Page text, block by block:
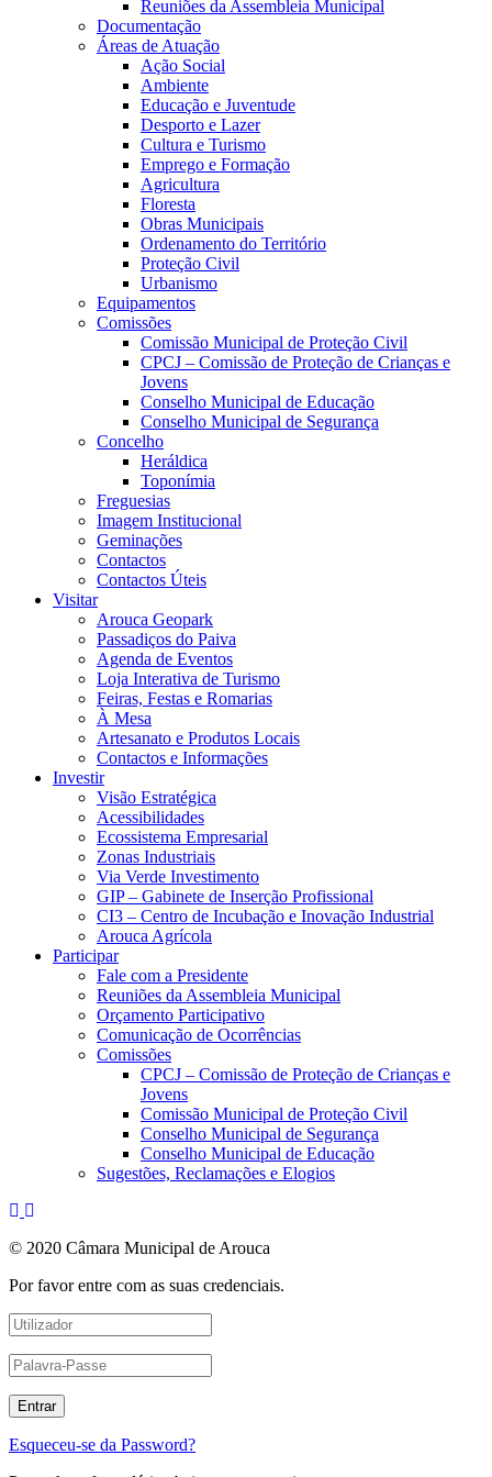
Reuniões da Assembleia Municipal
Documentação
Áreas de Atuação
Ação Social
Ambiente
Educação e Juventude
Desporto e Lazer
Cultura e Turismo
Emprego e Formação
Agricultura
Floresta
Obras Municipais
Ordenamento do Território
Proteção Civil
Urbanismo
Equipamentos
Comissões
Comissão Municipal de Proteção Civil
CPCJ – Comissão de Proteção de Crianças e
Jovens
Conselho Municipal de Educação
Conselho Municipal de Segurança
Concelho
Heráldica
Toponímia
Freguesias
Imagem Institucional
Geminações
Contactos
Contactos Úteis
Visitar
Arouca Geopark
Passadiços do Paiva
Agenda de Eventos
Loja Interativa de Turismo
Feiras, Festas e Romarias
À Mesa
Artesanato e Produtos Locais
Contactos e Informações
Investir
Visão Estratégica
Acessibilidades
Ecossistema Empresarial
Zonas Industriais
Via Verde Investimento
GIP – Gabinete de Inserção Profissional
CI3 – Centro de Incubação e Inovação Industrial
Arouca Agrícola
Participar
Fale com a Presidente
Reuniões da Assembleia Municipal
Orçamento Participativo
Comunicação de Ocorrências
Comissões
CPCJ – Comissão de Proteção de Crianças e
Jovens
Comissão Municipal de Proteção Civil
Conselho Municipal de Segurança
Conselho Municipal de Educação
Sugestões, Reclamações e Elogios
© 2020 Câmara Municipal de Arouca
Por favor entre com as suas credenciais.
Esqueceu-se da Password?